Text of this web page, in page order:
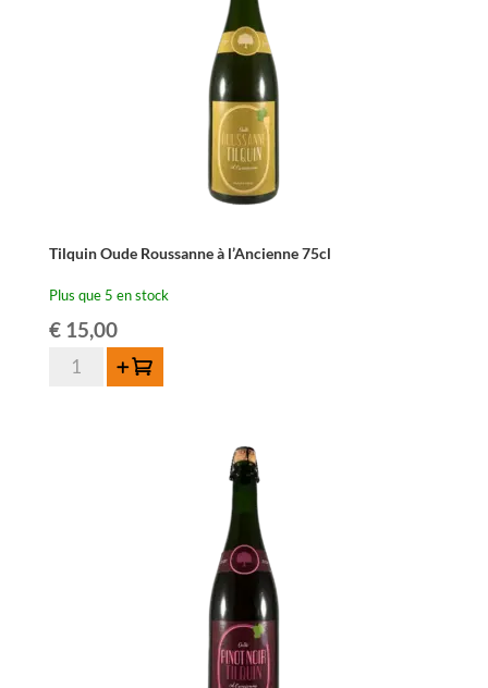
Tilquin Oude Roussanne à l’Ancienne 75cl
Plus que 5 en stock
€15,00
quantité
Ajouter au panier